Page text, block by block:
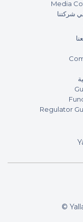
Asif
your
Media
شركتنا
Regulator